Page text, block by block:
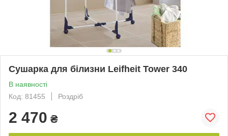
Сушарка для білизни Leifheit Tower 340
В наявності
Код: 81455
Роздріб
2 470 ₴